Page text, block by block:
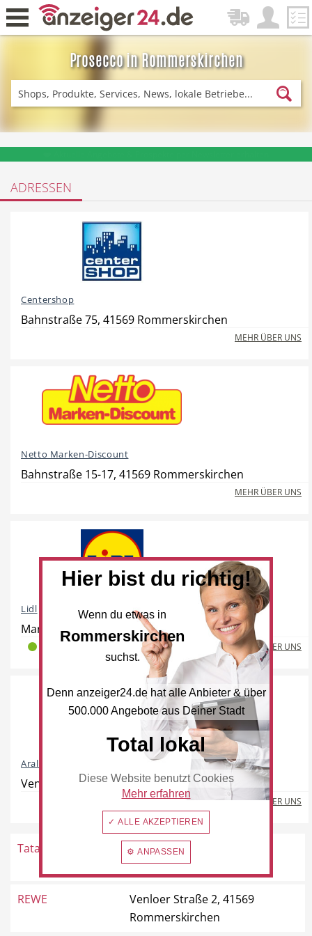
Prosecco in Rommerskirchen
Zurück
DE-News News
Restaurant
Beauty & Wellness
Handwerk Sport & Freizeit
Gesundheit Dienstleistungen
Freie Berufe Lokale Empfehlungen
ADRESSEN
Centershop
Bahnstraße 75, 41569 Rommerskirchen
MEHR ÜBER UNS
Netto Marken-Discount
Bahnstraße 15-17, 41569 Rommerskirchen
MEHR ÜBER UNS
Lidl
Mariannenpark 1, 41569 Rommerskirchen
MEHR ÜBER UNS
Aral und REWE To Go
Venloer Straße 143, 41569 Rommerskirchen
MEHR ÜBER UNS
Tatar
Venloer Straße 66a, 41569
Rommerskirchen
REWE
Venloer Straße 2, 41569
Rommerskirchen
Hier bist du richtig!
Wenn du etwas in
Rommerskirchen
suchst.
Denn anzeiger24.de hat alle Anbieter & über
500.000 Angebote aus Deiner Stadt
Total lokal
Diese Website benutzt Cookies
Mehr erfahren
✓ ALLE AKZEPTIEREN
⚙ ANPASSEN